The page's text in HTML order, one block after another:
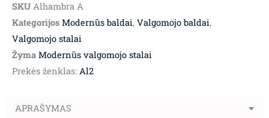
SKU Alhambra A
Kategorijos Modernūs baldai, Valgomojo baldai,
Valgomojo stalai
Žyma Modernūs valgomojo stalai
Prekės ženklas: Al2
APRAŠYMAS